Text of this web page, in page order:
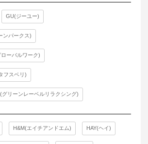
GU(ジーユー)
ンパークス)
ーバルワーク)
フスベリ)
グリーンレーベルリラクシング)
H&M(エイチアンドエム) HAY(ヘイ)